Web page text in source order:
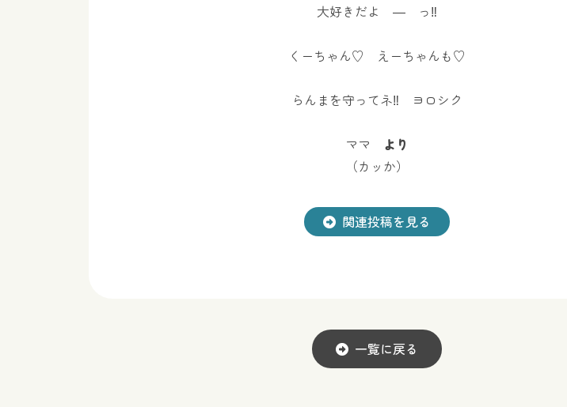
大好きだよ ― っ‼
くーちゃん♡ えーちゃんも♡
らんまを守ってネ‼ ヨロシク
ママ より
（カッか）
関連投稿を見る
一覧に戻る